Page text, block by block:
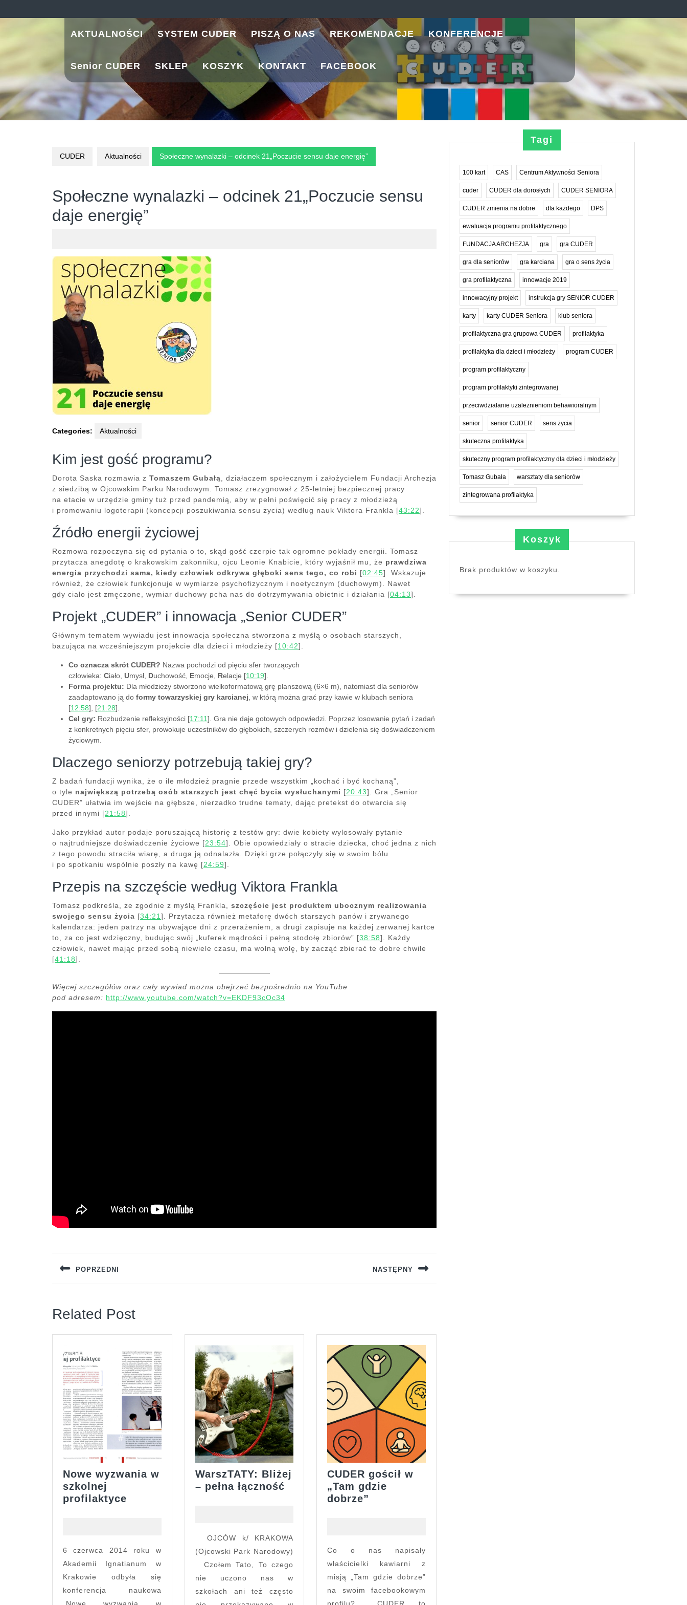
AKTUALNOŚCI SYSTEM CUDER PISZĄ O NAS REKOMENDACJE KONFERENCJE
Senior CUDER SKLEP KOSZYK KONTAKT FACEBOOK
CUDER Aktualności Społeczne wynalazki – odcinek 21„Poczucie sensu daje energię”
Społeczne wynalazki – odcinek 21„Poczucie sensu
daje energię”
Categories: Aktualności
Kim jest gość programu?
Dorota Saska rozmawia z Tomaszem Gubałą , działaczem społecznym i założycielem Fundacji Archezja
z siedzibą w Ojcowskim Parku Narodowym. Tomasz zrezygnował z 25-letniej bezpiecznej pracy
na etacie w urzędzie gminy tuż przed pandemią, aby w pełni poświęcić się pracy z młodzieżą
i promowaniu logoterapii (koncepcji poszukiwania sensu życia) według nauk Viktora Frankla [43:22].
Źródło energii życiowej
Rozmowa rozpoczyna się od pytania o to, skąd gość czerpie tak ogromne pokłady energii. Tomasz
przytacza anegdotę o krakowskim zakonniku, ojcu Leonie Knabicie, który wyjaśnił mu, że prawdziwa
energia przychodzi sama, kiedy człowiek odkrywa głęboki sens tego, co robi [02:45]. Wskazuje
również, że człowiek funkcjonuje w wymiarze psychofizycznym i noetycznym (duchowym). Nawet
gdy ciało jest zmęczone, wymiar duchowy pcha nas do dotrzymywania obietnic i działania [04:13].
Projekt „CUDER” i innowacja „Senior CUDER”
Głównym tematem wywiadu jest innowacja społeczna stworzona z myślą o osobach starszych,
bazująca na wcześniejszym projekcie dla dzieci i młodzieży [10:42].
Co oznacza skrót CUDER? Nazwa pochodzi od pięciu sfer tworzących
człowieka: Ciało, Umysł, Duchowość, Emocje, Relacje [10:19].
Forma projektu: Dla młodzieży stworzono wielkoformatową grę planszową (6×6 m), natomiast dla seniorów
zaadaptowano ją do formy towarzyskiej gry karcianej , w którą można grać przy kawie w klubach seniora
[12:58], [21:28].
Cel gry: Rozbudzenie refleksyjności [17:11]. Gra nie daje gotowych odpowiedzi. Poprzez losowanie pytań i zadań
z konkretnych pięciu sfer, prowokuje uczestników do głębokich, szczerych rozmów i dzielenia się doświadczeniem
życiowym.
Dlaczego seniorzy potrzebują takiej gry?
Z badań fundacji wynika, że o ile młodzież pragnie przede wszystkim „kochać i być kochaną”,
o tyle największą potrzebą osób starszych jest chęć bycia wysłuchanymi [20:43]. Gra „Senior
CUDER” ułatwia im wejście na głębsze, nierzadko trudne tematy, dając pretekst do otwarcia się
przed innymi [21:58].
Jako przykład autor podaje poruszającą historię z testów gry: dwie kobiety wylosowały pytanie
o najtrudniejsze doświadczenie życiowe [23:54]. Obie opowiedziały o stracie dziecka, choć jedna z nich
z tego powodu straciła wiarę, a druga ją odnalazła. Dzięki grze połączyły się w swoim bólu
i po spotkaniu wspólnie poszły na kawę [24:59].
Przepis na szczęście według Viktora Frankla
Tomasz podkreśla, że zgodnie z myślą Frankla, szczęście jest produktem ubocznym realizowania
swojego sensu życia [34:21 ]. Przytacza również metaforę dwóch starszych panów i zrywanego
kalendarza: jeden patrzy na ubywające dni z przerażeniem, a drugi zapisuje na każdej zerwanej kartce
to, za co jest wdzięczny, budując swój „kuferek mądrości i pełną stodołę zbiorów” [38:58]. Każdy
człowiek, nawet mając przed sobą niewiele czasu, ma wolną wolę, by zacząć zbierać te dobre chwile
[41:18].
Więcej szczegółów oraz cały wywiad można obejrzeć bezpośrednio na YouTube
pod adresem: http://www.youtube.com/watch?v=EKDF93cOc34
wpisuPOPRZEDNI NASTĘPNY
Related Post
Nowe wyzwania w
szkolnej
profilaktyce
profilaktyce
6 czerwca 2014 roku w
Akademii Ignatianum w
Krakowie odbyła się
konferencja naukowa
„Nowe wyzwania w
WarszTATY: Bliżej
– pełna łącznośćWarszTATY: Bliżej
OJCÓW k/ KRAKOWA
(Ojcowski Park Narodowy)
Czołem Tato, To czego
nie uczono nas w
szkołach ani też często
CUDER gościł w
„Tam gdzie
dobrze”
gdzie
dobrze”
Co o nas napisały
właścicielki kawiarni z
misją „Tam gdzie dobrze”
na swoim facebookowym
profilu?… CUDER to
Tagi
100 kart CAS Centrum Aktywności Seniora
cuder CUDER dla dorosłych CUDER SENIORA
CUDER zmienia na dobre dla każdego DPS
ewaluacja programu profilaktycznego
FUNDACJA ARCHEZJA gra gra CUDER
gra dla seniorów gra karciana gra o sens życia
gra profilaktyczna innowacje 2019
innowacyjny projekt instrukcja gry SENIOR CUDER
karty karty CUDER Seniora klub seniora
profilaktyczna gra grupowa CUDER profilaktyka
profilaktyka dla dzieci i młodzieży program CUDER
program profilaktyczny
program profilaktyki zintegrowanej
przeciwdziałanie uzależnieniom behawioralnym
senior senior CUDER sens życia
skuteczna profilaktyka
skuteczny program profilaktyczny dla dzieci i młodzieży
Tomasz Gubała warsztaty dla seniorów
zintegrowana profilaktyka
Koszyk
Brak produktów w koszyku.